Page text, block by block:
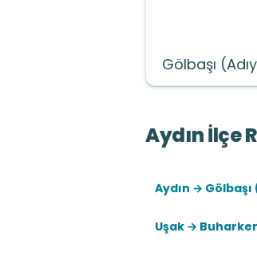
Gölbaşı
Aydın İlçe
Aydın →
Uşak →